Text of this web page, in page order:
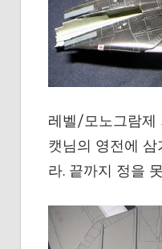
레벨/모노그람제
캣님의 영전에
라. 끝까지 정을